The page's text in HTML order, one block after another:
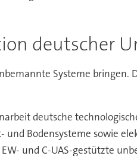
deutscher
Systeme bringen.
deutsche
Bodensysteme sowie
und C-UAS-gestützte